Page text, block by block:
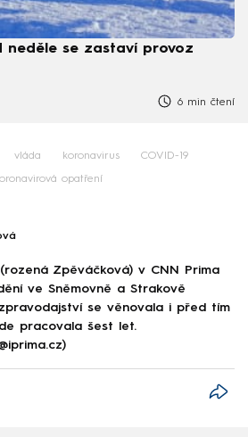
neděle se zastaví provoz
6 min čtení
vláda koronavirus COVID-19
opatření
Zpěváčková) v CNN Prima
ve Sněmovně a Strakově
se věnovala i před tím
pracovala šest let.